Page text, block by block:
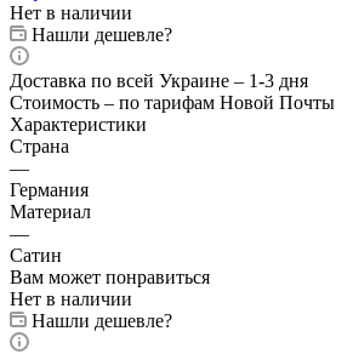
Нет в наличии
Нашли дешевле?
Доставка по всей Украине – 1-3 дня
Стоимость – по тарифам Новой Почты
Характеристики
Страна
—
Германия
Материал
—
Сатин
Вам может понравиться
Нет в наличии
Нашли дешевле?